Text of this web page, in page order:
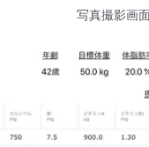
写真撮影画